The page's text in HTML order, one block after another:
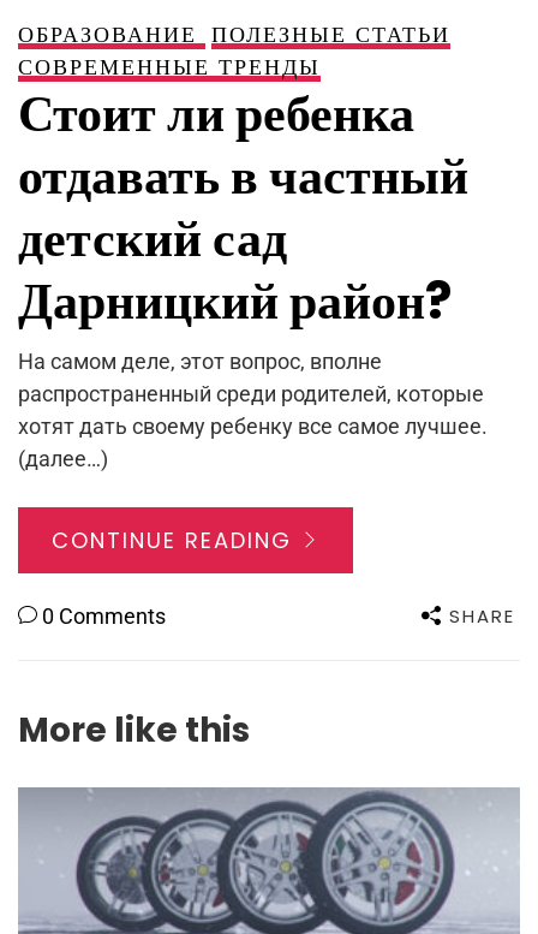
ОБРАЗОВАНИЕ ПОЛЕЗНЫЕ СТАТЬИ
СОВРЕМЕННЫЕ ТРЕНДЫ
Стоит ли ребенка
отдавать в частный
детский сад
Дарницкий район?
На самом деле, этот вопрос, вполне
распространенный среди родителей, которые
хотят дать своему ребенку все самое лучшее.
(далее…)
CONTINUE READING
0 Comments SHARE
More like this